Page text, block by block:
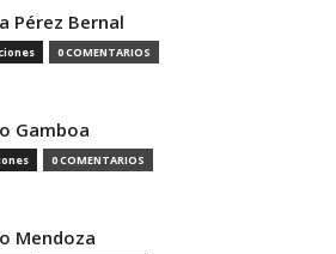
Pérez Bernal
0 COMENTARIOS
Gamboa
0 COMENTARIOS
Mendoza